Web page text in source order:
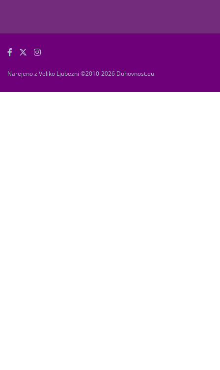
Narejeno z Veliko Ljubezni ©2010-2026 Duhovnost.eu